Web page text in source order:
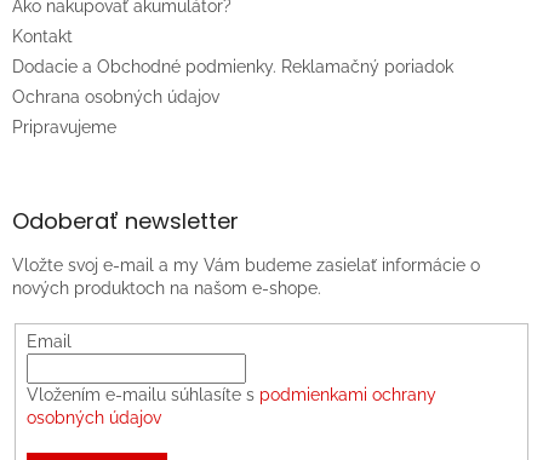
Ako nakupovať akumulátor?
Kontakt
Dodacie a Obchodné podmienky. Reklamačný poriadok
Ochrana osobných údajov
Pripravujeme
Odoberať newsletter
Vložte svoj e-mail a my Vám budeme zasielať informácie o
nových produktoch na našom e-shope.
Email
Vložením e-mailu súhlasíte s podmienkami ochrany
osobných údajov